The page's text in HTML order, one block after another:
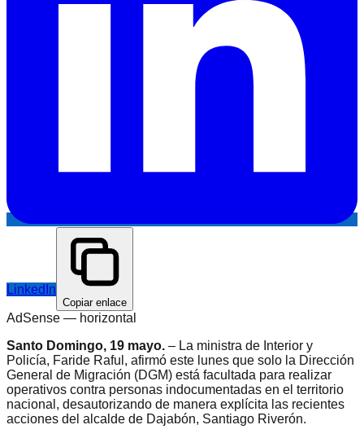
LinkedIn
Copiar enlace
AdSense — horizontal
Santo Domingo, 19 mayo. – La ministra de Interior y
Policía, Faride Raful, afirmó este lunes que solo la Dirección
General de Migración (DGM) está facultada para realizar
operativos contra personas indocumentadas en el territorio
nacional, desautorizando de manera explícita las recientes
acciones del alcalde de Dajabón, Santiago Riverón.